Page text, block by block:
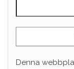
Denna